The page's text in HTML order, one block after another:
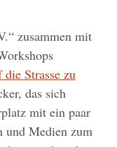
zusammen mit
Strasse zu
das sich
mit ein paar
und Medien zum